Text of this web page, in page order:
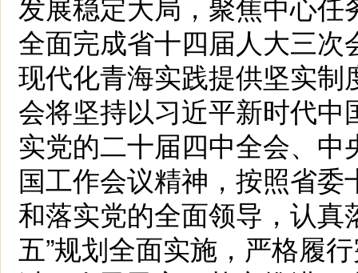
全面完成省十四届人大三
现代化青海实践提供坚实
会将坚持以习近平新时代
实党的二十届四中全会、
国工作会议精神，按照省
和落实党的全面领导，认真
五”规划全面实施，严格履